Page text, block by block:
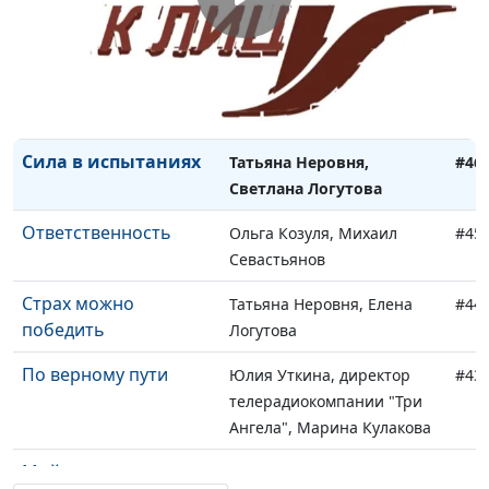
На обломках
прошлой жизни
Ольга Козуля, Валентина
Зайцева
Ольга Козуля, Марина
Умилина
Сила в испытаниях
Татьяна Неровня,
Светлана Логутова
#46
Ответственность
Ольга Козуля, Михаил
Севастьянов
#45
Страх можно
победить
Татьяна Неровня, Елена
Логутова
#44
По верному пути
Юлия Уткина, директор
телерадиокомпании "Три
Ангела", Марина Кулакова
#43
Мой дом - моя